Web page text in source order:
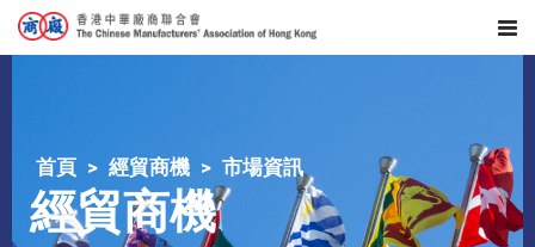
首頁 經貿商機 市場資訊
經貿商機